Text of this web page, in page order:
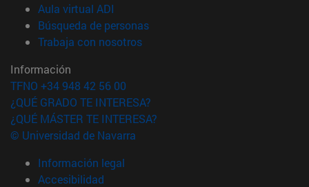
Aula virtual ADI
Búsqueda de personas(abre en nueva ventana)
Trabaja con nosotros(abre en nueva ventana)
Información
TFNO +34 948 42 56 00
¿QUÉ GRADO TE INTERESA?
¿QUÉ MÁSTER TE INTERESA?
© Universidad de Navarra
Información legal
Accesibilidad